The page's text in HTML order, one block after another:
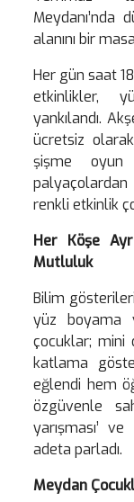
alanını bir
Her gün saat
etkinlikler,
yankılandı.
ücretsiz
şişme oyun
renkli etkinlik
Her Köşe
Mutluluk
Bilim
yüz boyama
çocuklar; mini
katlama
eğlendi hem
özgüvenle
yarışması’
adeta parladı.
Meydan